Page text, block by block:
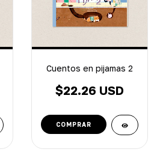
Cuentos en pijamas 2
$22.26 USD